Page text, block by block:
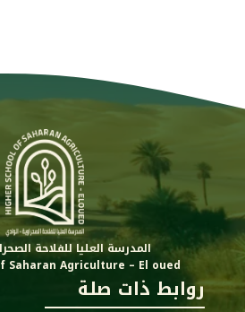
المدرسة العليا للفلاحة
Saharan Agriculture – El oued
روابط ذات صلة